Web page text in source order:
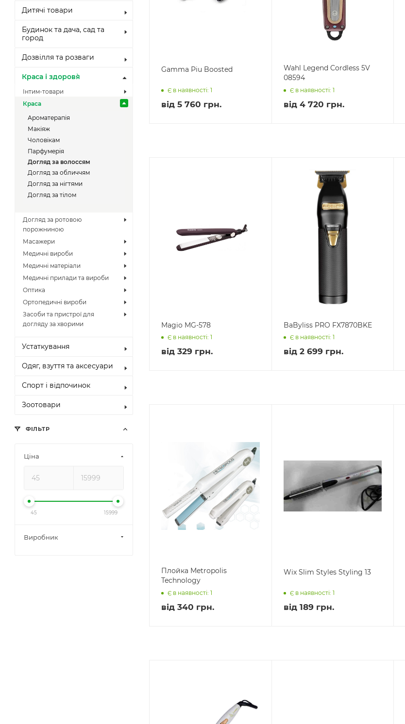
Gamma Piu Boosted
Є в наявності: 1
від 5 760 грн.
Wahl Legend Cordless 5V
08594
Є в наявності: 1
від 4 720 грн.
Magio MG-578
Є в наявності: 1
від 329 грн.
BaByliss PRO FX7870BKE
Є в наявності: 1
від 2 699 грн.
Плойка Metropolis
Technology
Є в наявності: 1
від 340 грн.
Wix Slim Styles Styling 13
Є в наявності: 1
від 189 грн.
Дитячі товари
Будинок та дача, сад та
город
Дозвілля та розваги
Краса і здоров`я
Інтим-товари
Краса
Ароматерапія
Макіяж
Чоловікам
Парфумерія
Догляд за волоссям
Догляд за обличчям
Догляд за нігтями
Догляд за тілом
Догляд за ротовою
порожниною
Масажери
Медичні вироби
Медичні матеріали
Медичні прилади та вироби
Оптика
Ортопедичні вироби
Засоби та пристрої для
догляду за хворими
Устаткування
Одяг, взуття та аксесуари
Спорт і відпочинок
Зоотовари
ФІЛЬТР
Ціна
45 15999
Виробник